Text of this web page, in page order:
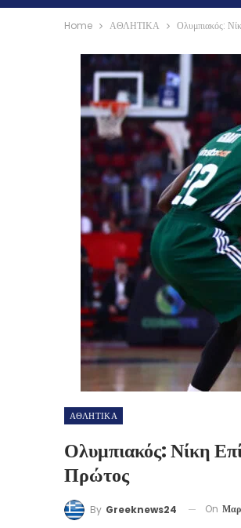
Home ΑΘΛΗΤΙΚΑ Ολυμπιακός:
ΑΘΛΗΤΙΚΑ
Ολυμπιακός: Νίκη
Πρώτος
By Greeknews24 On